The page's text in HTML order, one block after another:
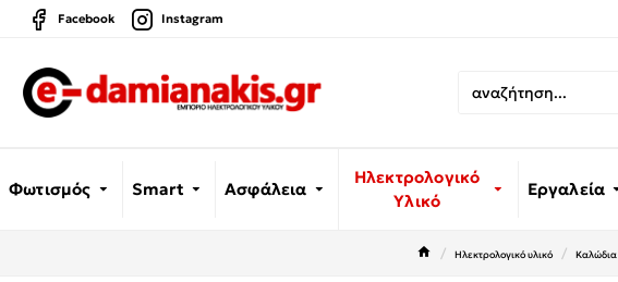
Facebook Instagram
Φωτισμός Smart Ασφάλεια
Ηλεκτρολογικό
Υλικό
Εργαλεία
Ηλεκτρολογικό υλικό Καλώδια